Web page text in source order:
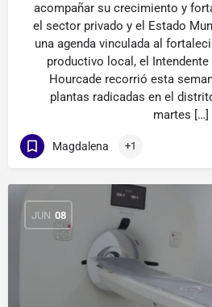
acompañar su crecimiento y
el sector privado y el Estado
una agenda vinculada al
productivo local, el
Hourcade recorrió esta
plantas radicadas en el
martes […]
Magdalena +1
JUN 08